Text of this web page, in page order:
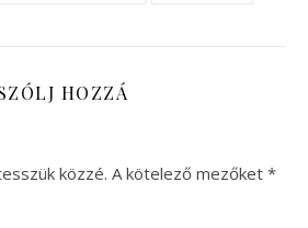
HOZZÁ
közzé. A kötelező mezőket *